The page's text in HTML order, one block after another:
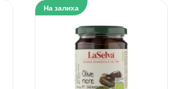
На залиха